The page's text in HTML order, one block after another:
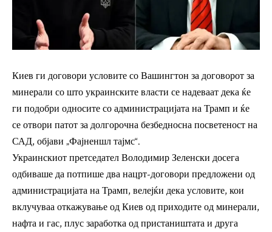
Киев ги договори условите со Вашингтон за договорот за
минерали со што украинските власти се надеваат дека ќе
ги подобри односите со администрацијата на Трамп и ќе
се отвори патот за долгорочна безбедносна посветеност на
САД, објави „Фајненшл тајмс“.
Украинскиот претседател Володимир Зеленски досега
одбиваше да потпише два нацрт-договори предложени од
администрацијата на Трамп, велејќи дека условите, кои
вклучуваа откажување од Киев од приходите од минерали,
нафта и гас, плус заработка од пристаништата и друга